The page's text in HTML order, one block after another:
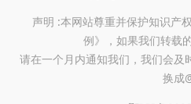
声明 :本网站尊重并保护知识产
例》，如果我们转载
请在一个月内通知我们，我们会
换成